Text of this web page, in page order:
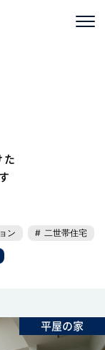
ン 二世帯住宅
平屋の家